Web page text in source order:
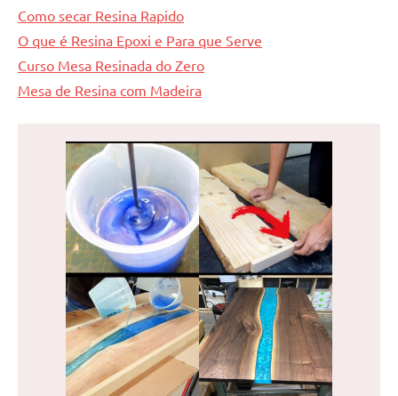
Como secar Resina Rapido
O que é Resina Epoxi e Para que Serve
Curso Mesa Resinada do Zero
Mesa de Resina com Madeira